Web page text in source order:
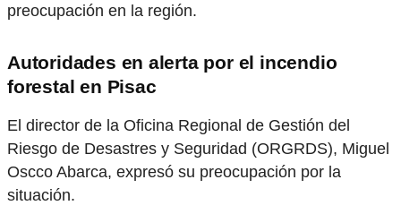
preocupación en la región.
Autoridades en alerta por el incendio
forestal en Pisac
El director de la Oficina Regional de Gestión del
Riesgo de Desastres y Seguridad (ORGRDS), Miguel
Oscco Abarca, expresó su preocupación por la
situación.